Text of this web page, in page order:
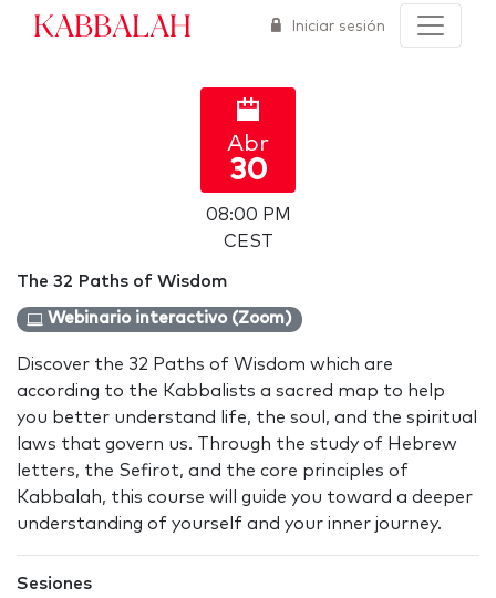
Kabbalah Iniciar sesión
Abr
30
08:00 PM
CEST
The 32 Paths of Wisdom
Webinario interactivo (Zoom)
Discover the 32 Paths of Wisdom which are
according to the Kabbalists a sacred map to help
you better understand life, the soul, and the spiritual
laws that govern us. Through the study of Hebrew
letters, the Sefirot, and the core principles of
Kabbalah, this course will guide you toward a deeper
understanding of yourself and your inner journey.
Sesiones